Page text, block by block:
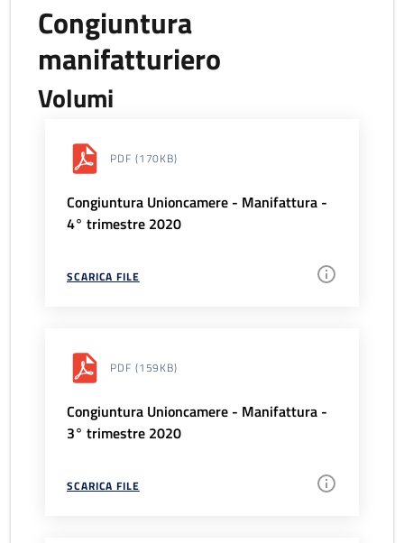
Congiuntura
manifatturiero
Volumi
PDF (170KB)
Congiuntura Unioncamere - Manifattura -
4° trimestre 2020
SCARICA FILE
PDF (159KB)
Congiuntura Unioncamere - Manifattura -
3° trimestre 2020
SCARICA FILE